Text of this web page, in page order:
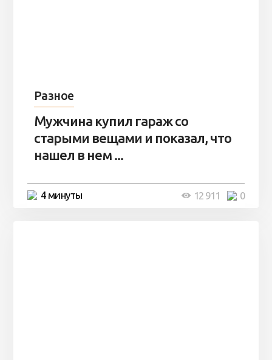
Разное
Мужчина купил гараж со
старыми вещами и показал, что
нашел в нем ...
4 минуты 0
12 911